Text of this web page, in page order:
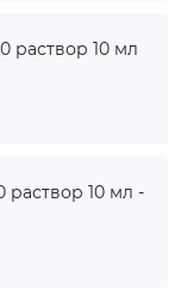
раствор 10 мл
раствор 10 мл -